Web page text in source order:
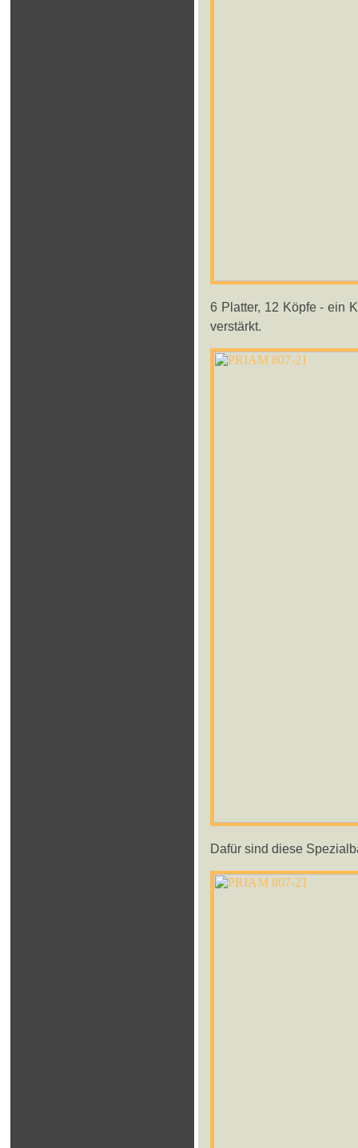
6 Platter, 12 Köpfe - ein
verstärkt.
Dafür sind diese